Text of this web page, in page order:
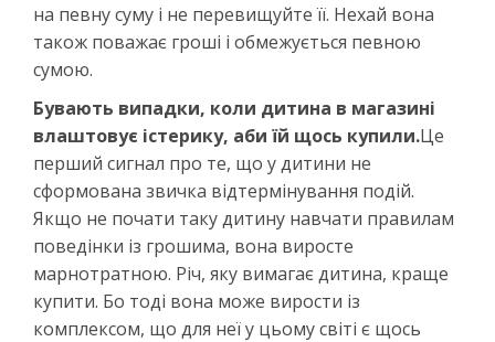
на певну суму і не перевищуйте її. Нехай вона
також поважає гроші і обмежується певною
сумою.
Бувають випадки, коли дитина в магазині
влаштовує істерику, аби їй щось купили.Це
перший сигнал про те, що у дитини не
сформована звичка відтермінування подій.
Якщо не почати таку дитину навчати правилам
поведінки із грошима, вона виросте
марнотратною. Річ, яку вимагає дитина, краще
купити. Бо тоді вона може вирости із
комплексом, що для неї у цьому світі є щось